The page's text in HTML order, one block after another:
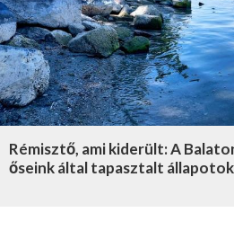
Rémisztő, ami kiderült: A
őseink által tapasztalt